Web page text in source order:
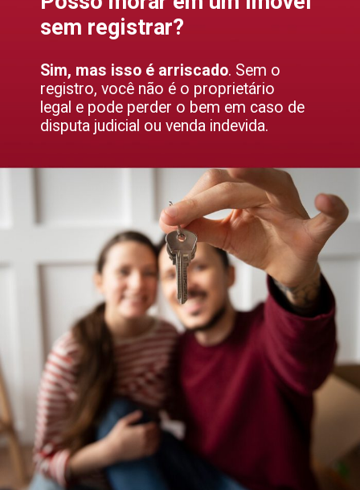
sem registrar?
Sim, mas isso é arriscado. Sem o
registro, você não é o proprietário
legal e pode perder o bem em caso de
disputa judicial ou venda indevida.